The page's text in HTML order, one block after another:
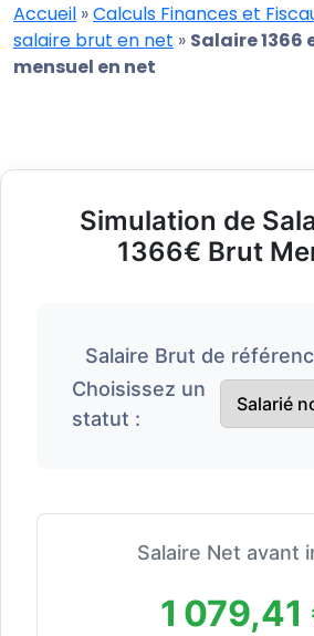
Accueil »Calculs Finances et
salaire brut en net » Salaire 1366
mensuel en net
Simulation de
1366€ Brut
Salaire Brut de
Choisissez un
statut :
Salaire Net avant
1 079,41